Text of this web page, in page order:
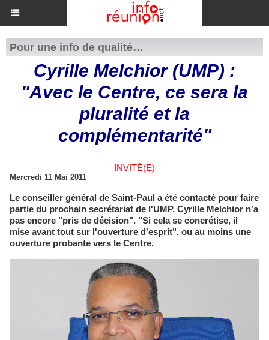
Pour une info de qualité…
Cyrille Melchior (UMP) :
"Avec le Centre, ce sera la
pluralité et la
complémentarité"
INVITÉ(E)
Mercredi 11 Mai 2011
Le conseiller général de Saint-Paul a été contacté pour faire
partie du prochain secrétariat de l'UMP. Cyrille Melchior n'a
pas encore "pris de décision". "Si cela se concrétise, il
mise avant tout sur l'ouverture d'esprit", ou au moins une
ouverture probante vers le Centre.